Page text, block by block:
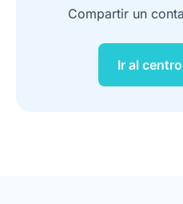
Compartir un
Ir al